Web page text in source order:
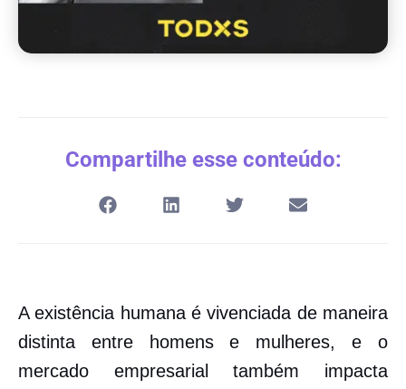
Compartilhe esse conteúdo:
A existência humana é vivenciada de maneira
distinta entre homens e mulheres, e o
mercado empresarial também impacta